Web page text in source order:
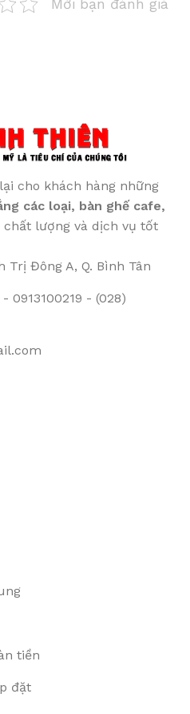
Mời bạn đánh giá
cho khách hàng những
các loại, bàn ghế cafe,
chất lượng và dịch vụ tốt
Trị Đông A, Q. Bình Tân
0913100219 - (028)
tiền
đặt